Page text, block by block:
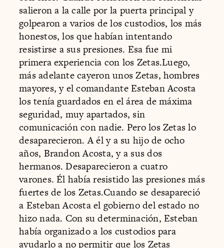
salieron a la calle por la puerta principal y
golpearon a varios de los custodios, los más
honestos, los que habían intentando
resistirse a sus presiones. Esa fue mi
primera experiencia con los Zetas.Luego,
más adelante cayeron unos Zetas, hombres
mayores, y el comandante Esteban Acosta
los tenía guardados en el área de máxima
seguridad, muy apartados, sin
comunicación con nadie. Pero los Zetas lo
desaparecieron. A él y a su hijo de ocho
años, Brandon Acosta, y a sus dos
hermanos. Desaparecieron a cuatro
varones. Él había resistido las presiones más
fuertes de los Zetas.Cuando se desapareció
a Esteban Acosta el gobierno del estado no
hizo nada. Con su determinación, Esteban
había organizado a los custodios para
ayudarlo a no permitir que los Zetas